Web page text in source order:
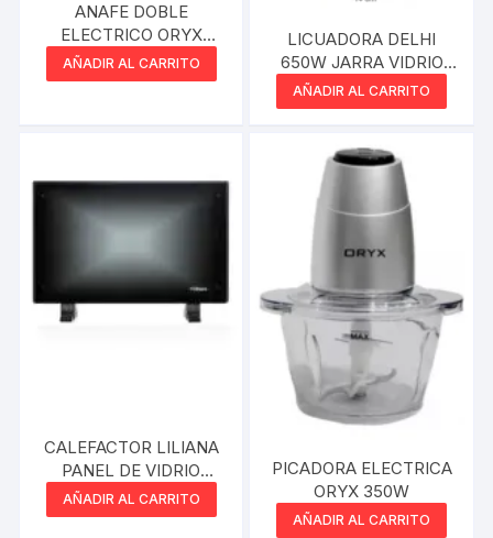
ANAFE DOBLE
ELECTRICO ORYX
NEGRO 200W
AÑADIR AL CARRITO
LICUADORA DELHI
650W JARRA VIDRIO
BLANCO
AÑADIR AL CARRITO
CALEFACTOR LILIANA
PANEL DE VIDRIO
HOTGLASS PV300
AÑADIR AL CARRITO
PICADORA ELECTRICA
ORYX 350W
AÑADIR AL CARRITO